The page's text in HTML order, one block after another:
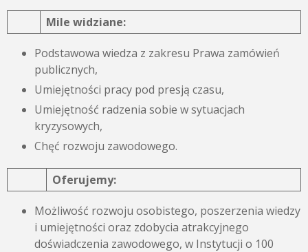
Mile widziane:
Podstawowa wiedza z zakresu Prawa zamówień
publicznych,
Umiejętności pracy pod presją czasu,
Umiejętność radzenia sobie w sytuacjach
kryzysowych,
Chęć rozwoju zawodowego.
Oferujemy:
Możliwość rozwoju osobistego, poszerzenia wiedzy
i umiejętności oraz zdobycia atrakcyjnego
doświadczenia zawodowego, w Instytucji o 100